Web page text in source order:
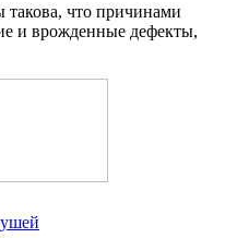
что причинами
и врожденные дефекты,